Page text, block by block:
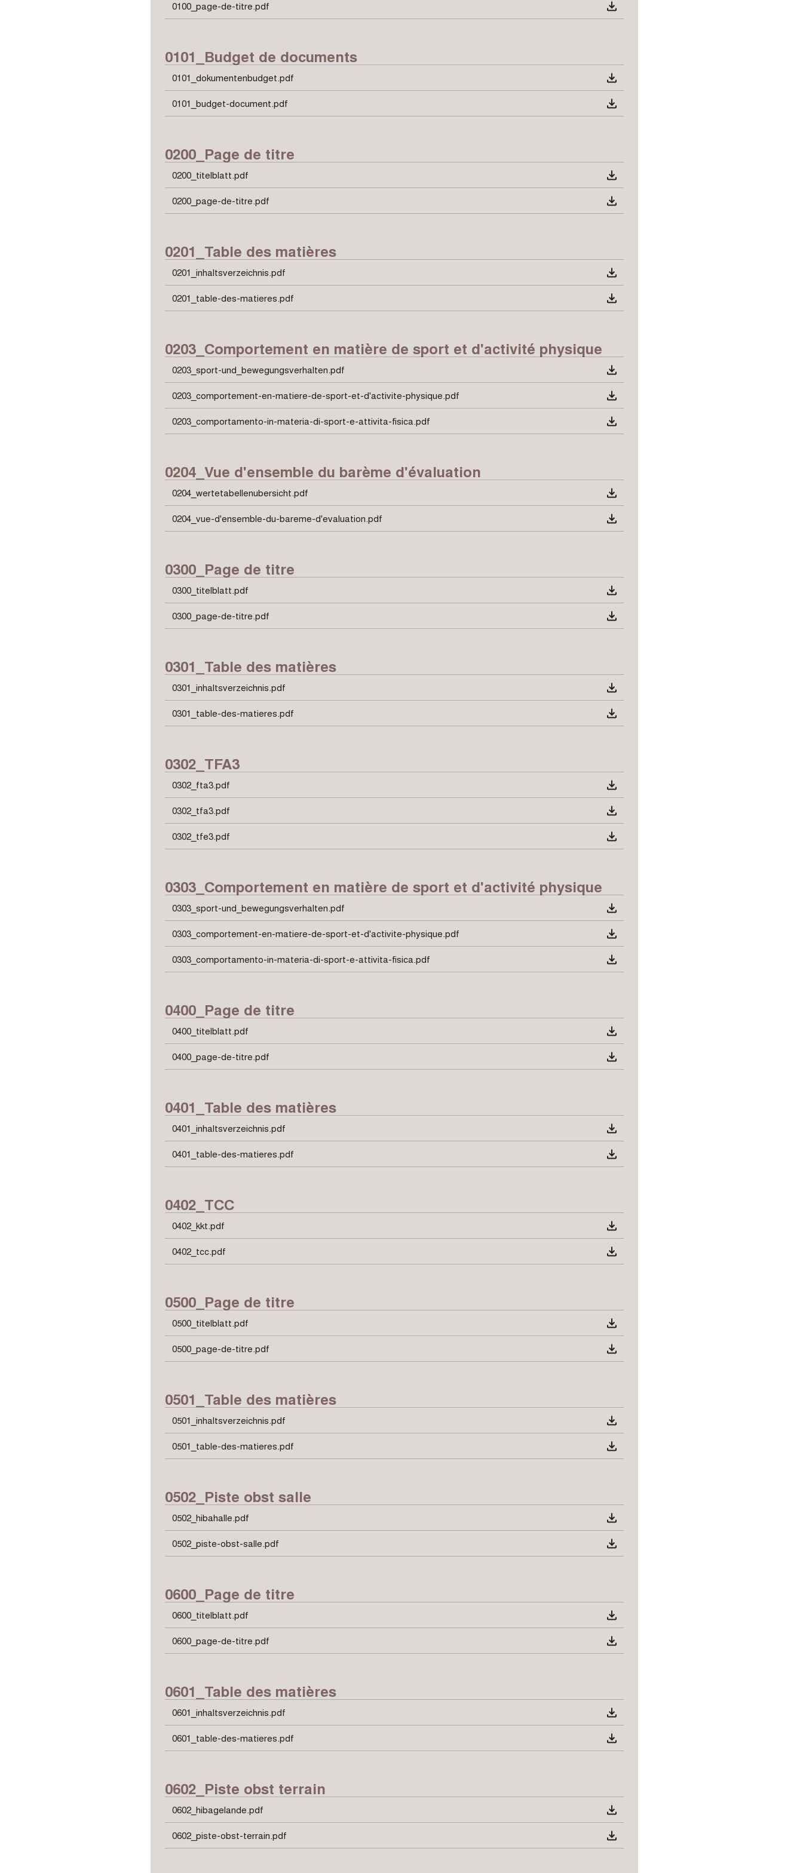
0100_page-de-titre.pdf
0101_Budget de documents
0101_dokumentenbudget.pdf
0101_budget-document.pdf
0200_Page de titre
0200_titelblatt.pdf
0200_page-de-titre.pdf
0201_Table des matières
0201_inhaltsverzeichnis.pdf
0201_table-des-matieres.pdf
0203_Comportement en matière de sport et d'activité physique
0203_sport-und_bewegungsverhalten.pdf
0203_comportement-en-matiere-de-sport-et-d'activite-physique.pdf
0203_comportamento-in-materia-di-sport-e-attivita-fisica.pdf
0204_Vue d'ensemble du barème d'évaluation
0204_wertetabellenubersicht.pdf
0204_vue-d'ensemble-du-bareme-d'evaluation.pdf
0300_Page de titre
0300_titelblatt.pdf
0300_page-de-titre.pdf
0301_Table des matières
0301_inhaltsverzeichnis.pdf
0301_table-des-matieres.pdf
0302_TFA3
0302_fta3.pdf
0302_tfa3.pdf
0302_tfe3.pdf
0303_Comportement en matière de sport et d'activité physique
0303_sport-und_bewegungsverhalten.pdf
0303_comportement-en-matiere-de-sport-et-d'activite-physique.pdf
0303_comportamento-in-materia-di-sport-e-attivita-fisica.pdf
0400_Page de titre
0400_titelblatt.pdf
0400_page-de-titre.pdf
0401_Table des matières
0401_inhaltsverzeichnis.pdf
0401_table-des-matieres.pdf
0402_TCC
0402_kkt.pdf
0402_tcc.pdf
0500_Page de titre
0500_titelblatt.pdf
0500_page-de-titre.pdf
0501_Table des matières
0501_inhaltsverzeichnis.pdf
0501_table-des-matieres.pdf
0502_Piste obst salle
0502_hibahalle.pdf
0502_piste-obst-salle.pdf
0600_Page de titre
0600_titelblatt.pdf
0600_page-de-titre.pdf
0601_Table des matières
0601_inhaltsverzeichnis.pdf
0601_table-des-matieres.pdf
0602_Piste obst terrain
0602_hibagelande.pdf
0602_piste-obst-terrain.pdf